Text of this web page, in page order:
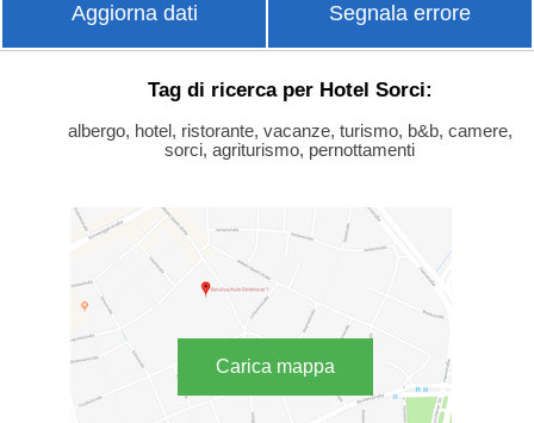
Aggiorna dati Segnala errore
Tag di ricerca per Hotel Sorci:
albergo, hotel, ristorante, vacanze, turismo, b&b, camere,
sorci, agriturismo, pernottamenti
Carica mappa